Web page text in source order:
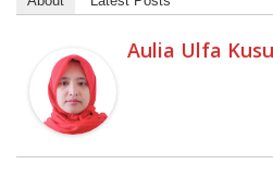
Aulia Ulfa